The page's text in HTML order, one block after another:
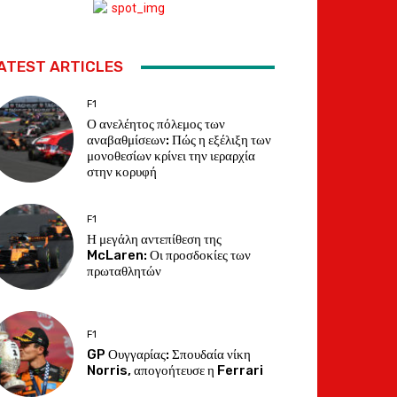
ARTICLES
F1
Ο ανελέητος πόλεμος των
αναβαθμίσεων: Πώς η εξέλιξη των
μονοθεσίων κρίνει την ιεραρχία
στην κορυφή
F1
Η μεγάλη αντεπίθεση της
McLaren: Οι προσδοκίες των
πρωταθλητών
F1
GP Ουγγαρίας: Σπουδαία νίκη
Norris, απογοήτευσε η Ferrari